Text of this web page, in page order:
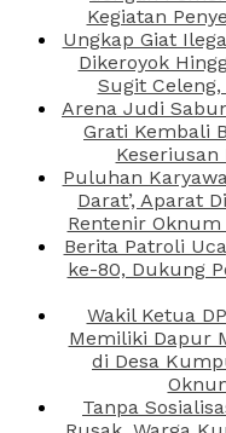
Kegiatan
Ungkap Giat
Dikeroyok
Sugit
Arena Judi
Grati Kembali
Keseriusan
Puluhan
Darat’, Aparat
Rentenir
Berita Patroli
ke-80, Dukung
Wakil Ketua
Memiliki Dapur
di Desa
Tanpa